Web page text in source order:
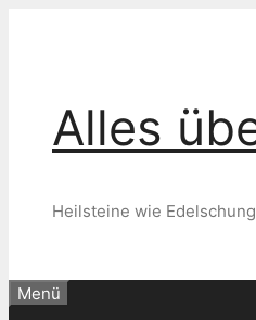
Alles
Heilsteine wie
Menü